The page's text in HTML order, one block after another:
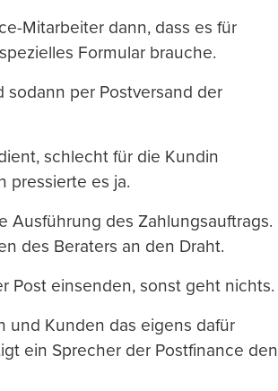
Mitarbeiter dann, dass es für
Formular brauche.
sodann per Postversand der
schlecht für die Kundin
pressierte es ja.
Ausführung des Zahlungsauftrags.
des Beraters an den Draht.
Post einsenden, sonst geht nichts.
und Kunden das eigens dafür
ein Sprecher der Postfinance den